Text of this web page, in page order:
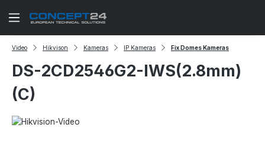
Zum Hauptinhalt springen
Video Hikvison Kameras IP Kameras Fix Domes Kameras
DS-2CD2546G2-IWS(2.8mm)
(C)